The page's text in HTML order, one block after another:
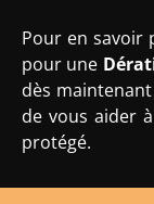
Pour en savoir
pour une
dès
de vous aider
protégé.